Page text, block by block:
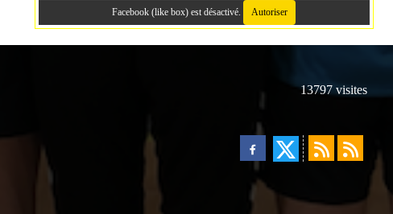
Facebook (like box) est désactivé. Autoriser
13797 visites